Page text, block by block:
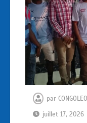
par CONGOLEO
juillet 17, 2026